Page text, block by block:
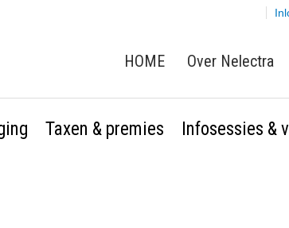
HOME Over Nelectra
Taxen & premies Infosessies &